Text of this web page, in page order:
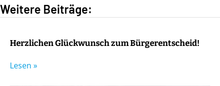
Weitere Beiträge:
Herzlichen Glückwunsch zum Bürgerentscheid!
Lesen »